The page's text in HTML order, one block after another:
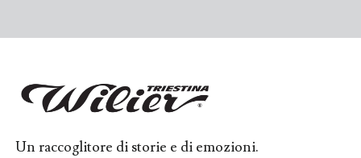
Un raccoglitore di storie e di emozioni.